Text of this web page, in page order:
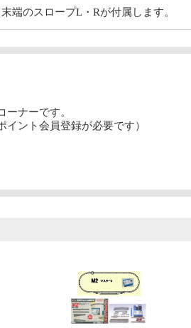
端のスロープL・Rが付属します。
ナーです。
ント会員登録が必要です）